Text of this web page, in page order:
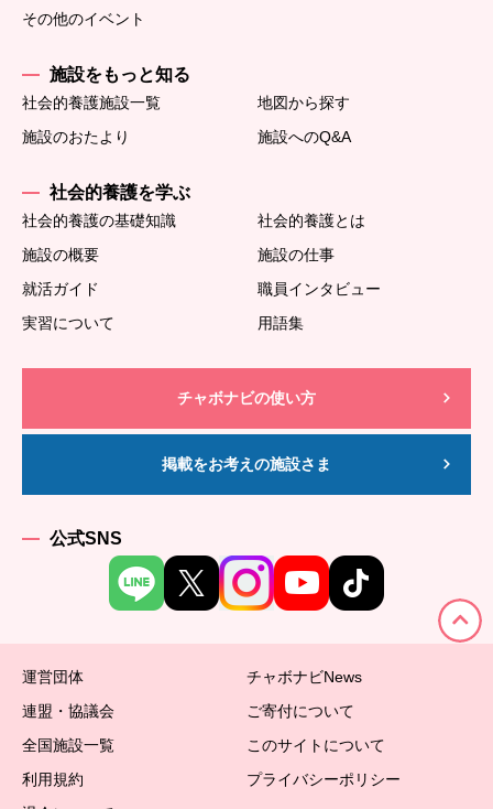
その他のイベント
施設をもっと知る
社会的養護施設一覧
地図から探す
施設のおたより
施設へのQ&A
社会的養護を学ぶ
社会的養護の基礎知識
社会的養護とは
施設の概要
施設の仕事
就活ガイド
職員インタビュー
実習について
用語集
チャボナビの使い方
掲載をお考えの施設さま
公式SNS
運営団体
チャボナビNews
連盟・協議会
ご寄付について
全国施設一覧
このサイトについて
利用規約
プライバシーポリシー